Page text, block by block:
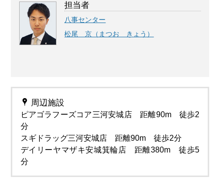
担当者
八事センター
松尾 京（まつお きょう）
周辺施設
ピアゴラフーズコア三河安城店 距離90m 徒歩2
分
スギドラッグ三河安城店 距離90m 徒歩2分
デイリーヤマザキ安城箕輪店 距離380m 徒歩5
分